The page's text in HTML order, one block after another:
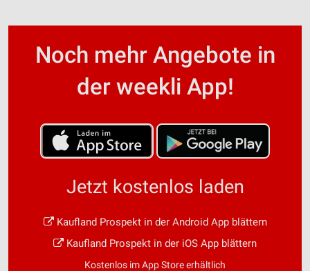
Noch mehr Angebote in
der weekli App!
Jetzt kostenlos laden
Kaufland Prospekt in der Android App blättern
Kaufland Prospekt in der iOS App blättern
Kostenlos im App Store erhältlich